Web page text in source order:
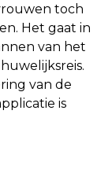
toch
Het gaat in
van het
van de
is